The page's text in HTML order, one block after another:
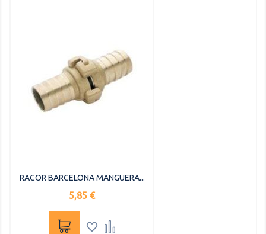
RACOR BARCELONA MANGUERA...
Precio
5,85 €
 